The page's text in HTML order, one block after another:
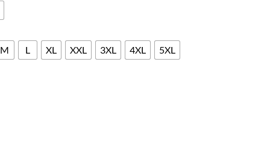
M L XL XXL 3XL 4XL 5XL